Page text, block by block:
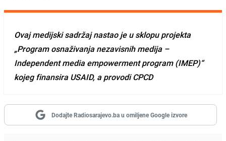
Ovaj medijski sadržaj nastao je u sklopu projekta
„Program osnaživanja nezavisnih medija –
Independent media empowerment program (IMEP)“
kojeg finansira USAID, a provodi CPCD
Dodajte Radiosarajevo.ba u omiljene Google izvore